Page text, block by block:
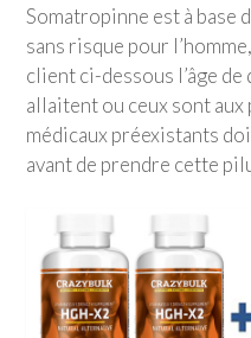
Somatropinne est à base
sans risque pour
client ci-dessous l’âge
allaitent ou ceux sont
médicaux préexistants
avant de prendre cette